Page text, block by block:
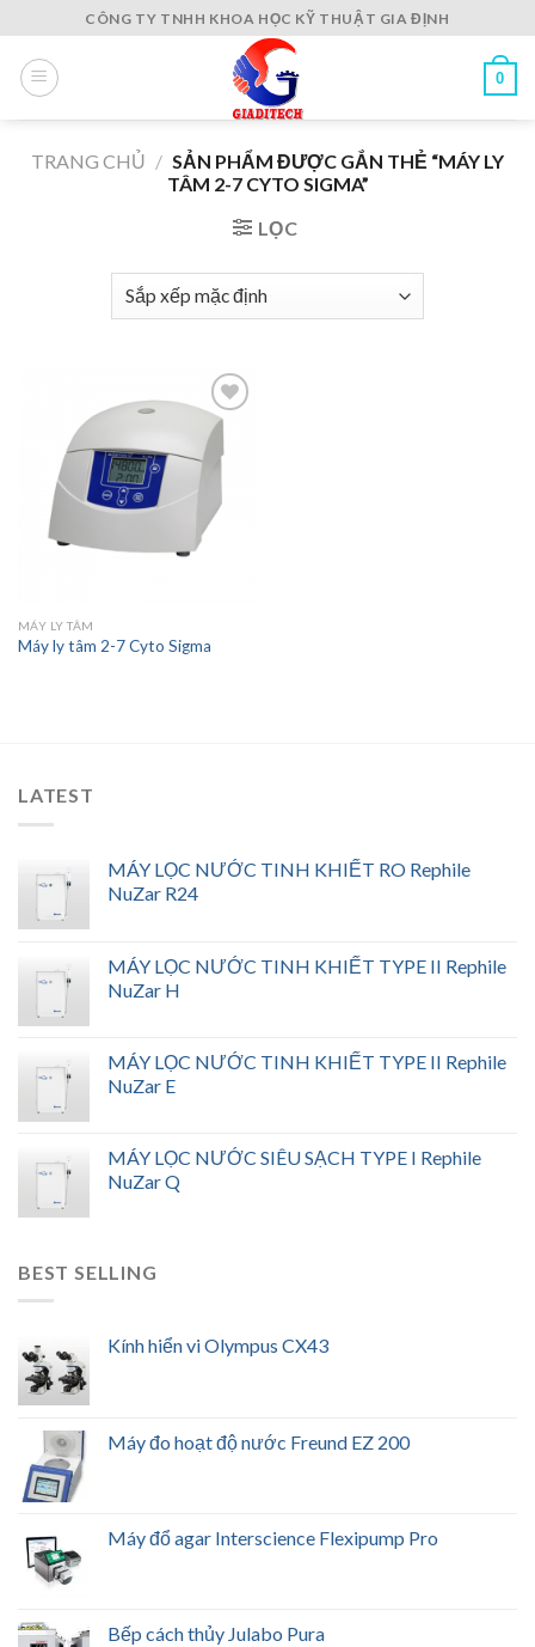
to
content
CÔNG TY TNHH KHOA HỌC KỸ THUẬT GIA ĐỊNH
0
TRANG CHỦ / SẢN PHẨM ĐƯỢC GẮN THẺ “MÁY LY
TÂM 2-7 CYTO SIGMA”
LỌC
MÁY LY TÂM
Máy ly tâm 2-7 Cyto Sigma
LATEST
MÁY LỌC NƯỚC TINH KHIẾT RO Rephile
NuZar R24
MÁY LỌC NƯỚC TINH KHIẾT TYPE II Rephile
NuZar H
MÁY LỌC NƯỚC TINH KHIẾT TYPE II Rephile
NuZar E
MÁY LỌC NƯỚC SIÊU SẠCH TYPE I Rephile
NuZar Q
BEST SELLING
Kính hiển vi Olympus CX43
Máy đo hoạt độ nước Freund EZ 200
Máy đổ agar Interscience Flexipump Pro
Bếp cách thủy Julabo Pura